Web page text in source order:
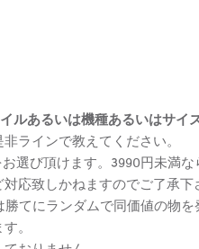
あるいは機種あるいはサイ
ラインで教えてください。
選び頂けます。3990円未満
応致しかねますのでご了承下
てにランダムで同価値の物を
。